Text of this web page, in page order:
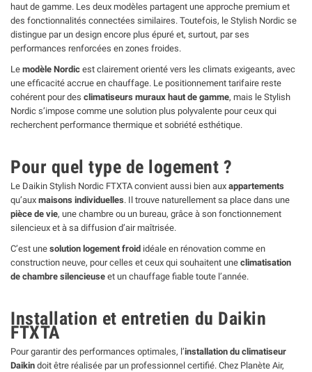
haut de gamme. Les deux modèles partagent une approche premium et
des fonctionnalités connectées similaires. Toutefois, le Stylish Nordic se
distingue par un design encore plus épuré et, surtout, par ses
performances renforcées en zones froides.
Le modèle Nordic est clairement orienté vers les climats exigeants, avec
une efficacité accrue en chauffage. Le positionnement tarifaire reste
cohérent pour des climatiseurs muraux haut de gamme, mais le Stylish
Nordic s’impose comme une solution plus polyvalente pour ceux qui
recherchent performance thermique et sobriété esthétique.
Pour quel type de logement ?
Le Daikin Stylish Nordic FTXTA convient aussi bien aux appartements
qu’aux maisons individuelles. Il trouve naturellement sa place dans une
pièce de vie, une chambre ou un bureau, grâce à son fonctionnement
silencieux et à sa diffusion d’air maîtrisée.
C’est une solution logement froid idéale en rénovation comme en
construction neuve, pour celles et ceux qui souhaitent une climatisation
de chambre silencieuse et un chauffage fiable toute l’année.
Installation et entretien du Daikin
FTXTA
Pour garantir des performances optimales, l’installation du climatiseur
Daikin doit être réalisée par un professionnel certifié. Chez Planète Air,